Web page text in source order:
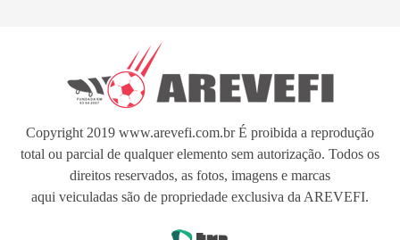
Copyright 2019 www.arevefi.com.br É proibida a reprodução
total ou parcial de qualquer elemento sem autorização. Todos os
direitos reservados, as fotos, imagens e marcas
aqui veiculadas são de propriedade exclusiva da AREVEFI.